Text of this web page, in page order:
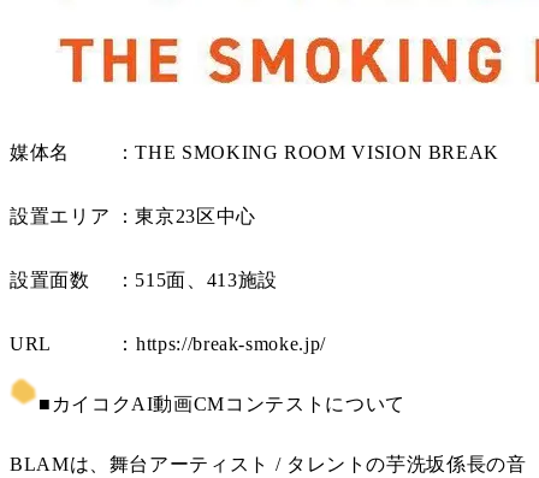
媒体名 ：THE SMOKING ROOM VISION BREAK
設置エリア ：東京23区中心
設置面数 ：515面、413施設
URL ：https://break-smoke.jp/
■カイコクAI動画CMコンテストについて
BLAMは、舞台アーティスト / タレントの芋洗坂係長の音